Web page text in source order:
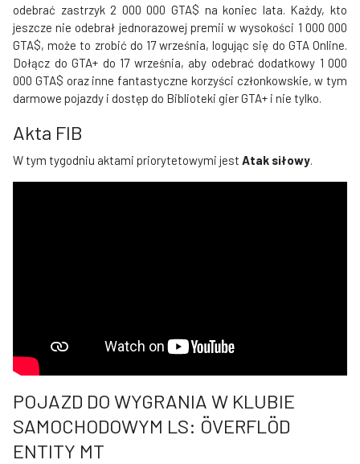
odebrać zastrzyk 2 000 000 GTA$ na koniec lata. Każdy, kto
jeszcze nie odebrał jednorazowej premii w wysokości 1 000 000
GTA$, może to zrobić do 17 września, logując się do GTA Online.
Dołącz do GTA+ do 17 września, aby odebrać dodatkowy 1 000
000 GTA$ oraz inne fantastyczne korzyści członkowskie, w tym
darmowe pojazdy i dostęp do Biblioteki gier GTA+ i nie tylko.
​​Akta FIB
W tym tygodniu aktami priorytetowymi jest Atak siłowy.
POJAZD DO WYGRANIA W KLUBIE
SAMOCHODOWYM LS: ÖVERFLÖD
ENTITY MT